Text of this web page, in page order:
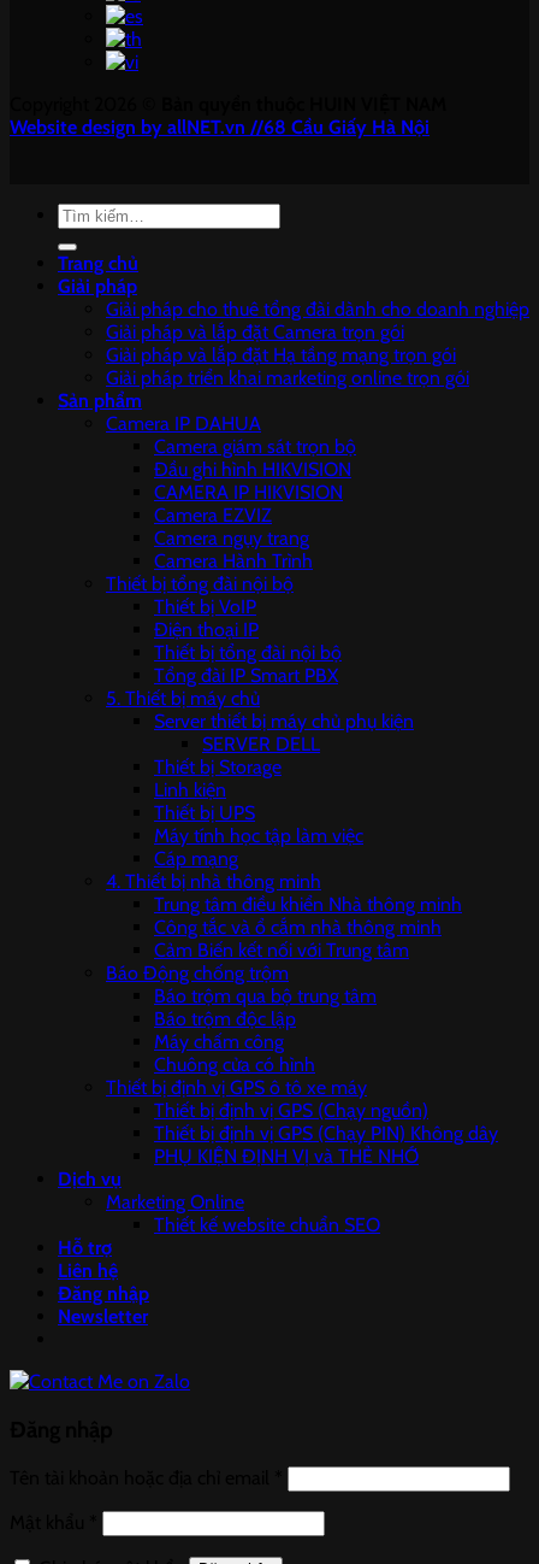
Website design by allNET.vn //68 Cầu Giấy Hà Nội
Tìm
Trang chủ
Giải pháp
Giải pháp cho thuê tổng đài dành cho doanh nghiệp
Giải pháp và lắp đặt Camera trọn gói
Giải pháp và lắp đặt Hạ tầng mạng trọn gói
Giải pháp triển khai marketing online trọn gói
Sản phẩm
Camera IP DAHUA
Camera giám sát trọn bộ
Đầu ghi hình HIKVISION
CAMERA IP HIKVISION
Camera EZVIZ
Camera ngụy trang
Camera Hành Trình
Thiết bị tổng đài nội bộ
Thiết bị VoIP
Điện thoại IP
Thiết bị tổng đài nội bộ
Tổng đài IP Smart PBX
5. Thiết bị máy chủ
Server thiết bị máy chủ phụ kiện
SERVER DELL
Thiết bị Storage
Linh kiện
Thiết bị UPS
Máy tính học tập làm việc
Cáp mạng
4. Thiết bị nhà thông minh
Trung tâm điều khiển Nhà thông minh
Công tắc và ổ cắm nhà thông minh
Cảm Biến kết nối với Trung tâm
Báo Động chống trộm
Báo trộm qua bộ trung tâm
Báo trộm độc lập
Máy chấm công
Chuông cửa có hình
Thiết bị định vị GPS ô tô xe máy
Thiết bị định vị GPS (Chạy nguồn)
Thiết bị định vị GPS (Chạy PIN) Không dây
PHỤ KIỆN ĐỊNH VỊ và THẺ NHỚ
Dịch vụ
Marketing Online
Thiết kế website chuẩn SEO
Hỗ trợ
Liên hệ
Đăng nhập
Newsletter